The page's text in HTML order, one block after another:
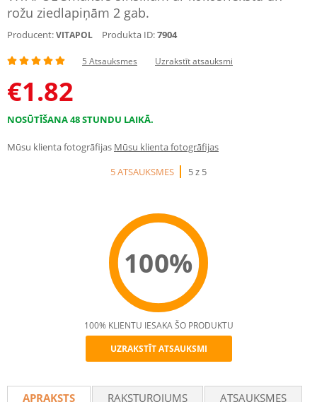
rožu ziedlapiņām 2 gab.
Producent:VITAPOL Produkta ID:7904
5 Atsauksmes Uzrakstīt atsauksmi
€1.82
NOSŪTĪŠANA 48 STUNDU LAIKĀ.
Mūsu klienta fotogrāfijas Mūsu klienta fotogrāfijas
5 ATSAUKSMES
5 z 5
100%
Recommend
100% KLIENTU IESAKA ŠO PRODUKTU
UZRAKSTĪT ATSAUKSMI
APRAKSTS RAKSTUROJUMS
ATSAUKSMES